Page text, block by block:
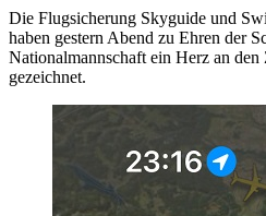
Die Flugsicherung Skyguide und
haben gestern Abend zu Ehren der
Nationalmannschaft ein Herz an
gezeichnet.